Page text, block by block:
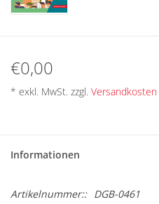
ARBEITSZEIT
€0,00
* exkl. MwSt. zzgl. Versandkosten
Informationen
Artikelnummer:: DGB-0461